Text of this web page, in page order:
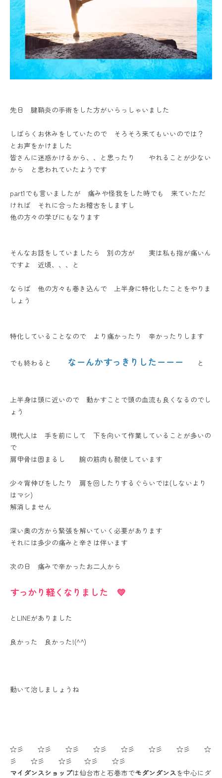
先日 腱鞘炎の手術をした方がいらっしゃいました
しばらくお休みをしていたので そろそろ来てもいいのでは？
とお声をかけました
皆さんに迷惑かけるから、、と思ったり やれることが少ない
から と思われていたようです
part1でも言いましたが 痛みや怪我をした時でも 来ていただ
ければ それに合ったお稽古をしますし
他の方々の学びにもなります
そんなお話をしていましたら 別の方が 実は私も指が痛いん
ですよ 近頃、、、と
ならば 他の方々も巻き込んで 上半身に特化したことをやりま
しょう
特化していることなので より痛かったり 辛かったりします
でも終わると なーんかすっきりしたーーー と
上半身は頭に近いので 動かすことで頭の血流も良くなるのでし
ょう
現代人は 手を前にして 下を向いて作業していることが多いの
で
肩甲骨は固まるし 腕の筋肉も酷使しています
少々背伸びをしたり 肩を回したりするぐらいでは(しないより
はマシ)
解消しません
深い奥の方から緊張を解いていく必要があります
それには多少の痛みと辛さは伴います
次の日 痛みで辛かったお二人から
すっかり軽くなりました 💛
とLINEがありました
良かった 良かった!(^^)
動いて治しましょうね
☆彡 ☆彡 ☆彡 ☆彡 ☆彡 ☆彡 ☆彡 ☆
彡 ☆彡 ☆彡 ☆彡 ☆彡
マイダンスショップは仙台市と石巻市でモダンダンスを中心にダ